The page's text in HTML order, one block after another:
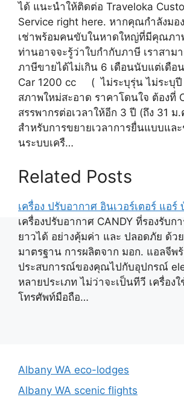
ได้ แนะนำให้ติดต่อ Traveloka
Service right here. หากคุณกำลังมอ
เช่าพร้อมคนขับในหาดใหญ่ที่มีคุณภา
ท่านอาจจะรู้ว่าใบกำกับภาษี เราสาม
ภาษีขายได้ไม่เกิน 6 เดือนนับแต่เดือ
Car 1200 cc ( ไม่ระบุรุ่น ไม่ระบุปี
สภาพใหม่สะอาด ราคาโดนใจ ต้องที่
สรรพากรต่อเวลาให้อีก 3 ปี (ถึง 31 ม
สำหรับการขยายเวลาการยื่นแบบแล
นระบบเครื…
Related Posts
เครื่อง ปรับอากาศ อินเวอร์เตอร์ แอร์
เครื่องปรับอากาศ CANDY ที่รองรับก
ยาวได้ อย่างคุ้มค่า และ ปลอดภัย ด้ว
มาตรฐาน การผลิตจาก มอก. แอลจีพ
ประสบการณ์ของคุณไปกับอุปกรณ์
หลายประเภท ไม่ว่าจะเป็นทีวี เครื่อง
โทรศัพท์มือถือ…
Albany WA eco-lodges
Albany WA scenic flights